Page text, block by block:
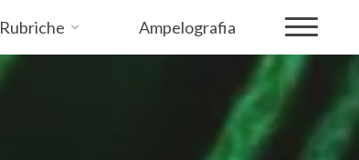
Rubriche Ampelografia